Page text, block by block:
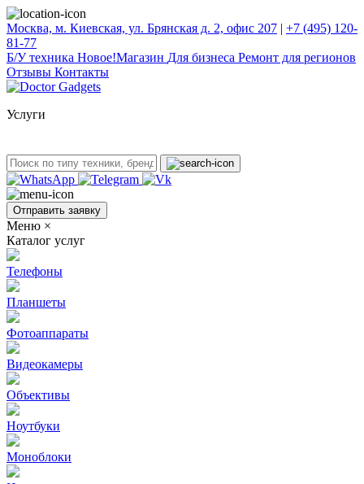
Москва, м. Киевская, ул. Брянская д. 2, офис 207 | +7 (495) 120-
81-77
Б/У техникa Новое!Магазин Для бизнеса Ремонт для регионов
Отзывы Контакты
Услуги
Отправить заявку
Меню ×
Каталог услуг
Телефоны
Планшеты
Фотоаппараты
Видеокамеры
Объективы
Ноутбуки
Моноблоки